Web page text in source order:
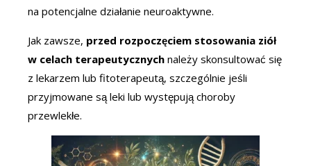
na potencjalne działanie neuroaktywne.
Jak zawsze, przed rozpoczęciem stosowania ziół
w celach terapeutycznych należy skonsultować się
z lekarzem lub fitoterapeutą, szczególnie jeśli
przyjmowane są leki lub występują choroby
przewlekłe.